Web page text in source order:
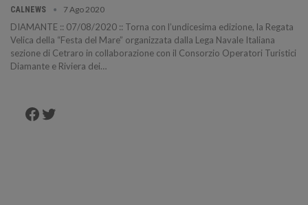
CALNEWS 7 Ago 2020
DIAMANTE :: 07/08/2020 :: Torna con l’undicesima edizione, la Regata
Velica della “Festa del Mare” organizzata dalla Lega Navale Italiana
sezione di Cetraro in collaborazione con il Consorzio Operatori Turistici
Diamante e Riviera dei…
Facebook
Twitter